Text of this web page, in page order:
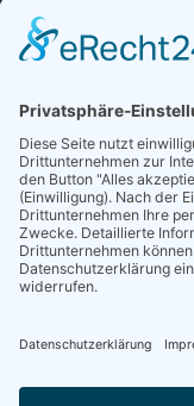
Sieben gute Gründe
für Ihre Mitgliedschaft
NEWSLETTER
Neuigkeiten rund um die
Postfach.